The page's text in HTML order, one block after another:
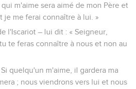
m'aime sera aimé de mon Père et
je me ferai connaître à lui. »
l'Iscariot – lui dit : « Seigneur,
te feras connaître à nous et non au
quelqu'un m'aime, il gardera ma
; nous viendrons vers lui et nous